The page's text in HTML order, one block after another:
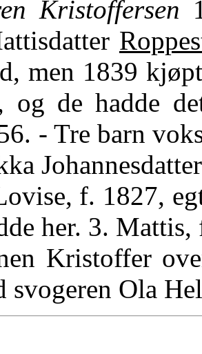
Kristoffersen
men 1839
og de hadde
- Tre barn
f. 1827,
her. 3. Mattis,
Kristoffer
svogeren Ola